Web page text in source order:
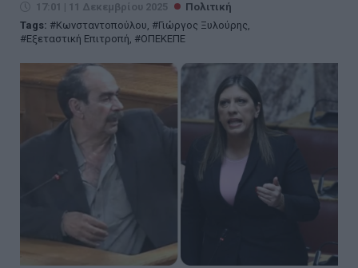
17:01 | 11 Δεκεμβρίου 2025
Πολιτική
Tags:
Κωνσταντοπούλου, Γιώργος Ξυλούρης,
Εξεταστική Επιτροπή, ΟΠΕΚΕΠΕ